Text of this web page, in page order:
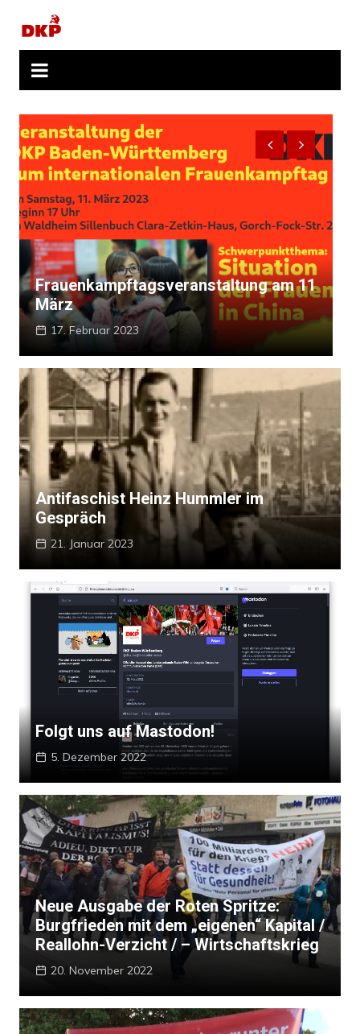
Inhalt
springen
Frauenkampftagsveranstaltung am 11
März
17. Februar 2023
Antifaschist Heinz Hummler im
Gespräch
21. Januar 2023
Folgt uns auf Mastodon!
5. Dezember 2022
Neue Ausgabe der Roten Spritze:
Burgfrieden mit dem „eigenen“ Kapital /
Reallohn-Verzicht / – Wirtschaftskrieg
20. November 2022